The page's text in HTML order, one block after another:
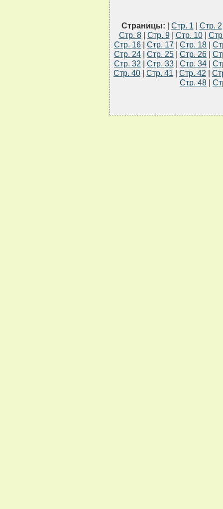
Страницы: | Стр. 1 | Стр. 2
Стр. 8| Стр. 9| Стр. 10|
Стр. 16 | Стр. 17 | Стр. 18 |
Стр. 24 | Стр. 25 | Стр. 26 |
Стр. 32 | Стр. 33 | Стр. 34 |
Стр. 40 | Стр. 41 | Стр. 42 |
Стр. 48 |